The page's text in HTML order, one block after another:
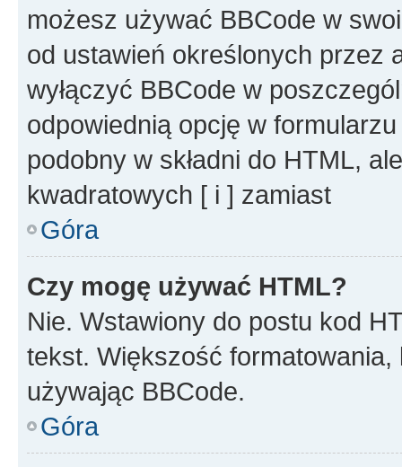
możesz używać BBCode w
od ustawień określonych przez
wyłączyć BBCode w
odpowiednią opcję w
podobny w składni do HTML,
kwadratowych [ i ] zamiast
Góra
Czy mogę używać HTML?
Nie. Wstawiony do postu kod
tekst. Większość
używając BBCode.
Góra